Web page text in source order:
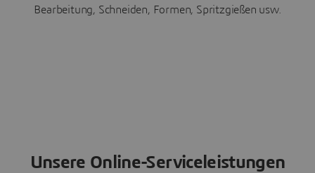
Bearbeitung, Schneiden, Formen, Spritzgießen usw.
Unsere Online-Serviceleistungen